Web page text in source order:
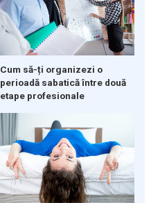
Cum să-ți organizezi o
perioadă sabatică între două
etape profesionale